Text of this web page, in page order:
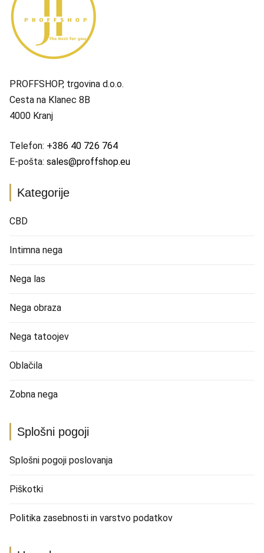
PROFFSHOP, trgovina d.o.o.
Cesta na Klanec 8B
4000 Kranj
Telefon: +386 40 726 764
E-pošta: sales@proffshop.eu
Kategorije
CBD
Intimna nega
Nega las
Nega obraza
Nega tatoojev
Oblačila
Zobna nega
Splošni pogoji
Splošni pogoji poslovanja
Piškotki
Politika zasebnosti in varstvo podatkov